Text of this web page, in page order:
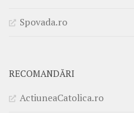
Spovada.ro
RECOMANDĂRI
ActiuneaCatolica.ro